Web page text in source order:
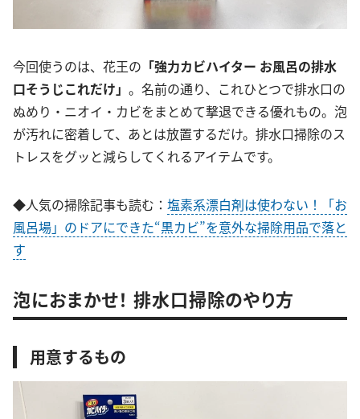
今回使うのは、花王の 「強力カビハイター お風呂の排水
口そうじこれだけ」 。名前の通り、これひとつで排水口の
ぬめり・ニオイ・カビをまとめて撃退できる優れもの。泡
が汚れに密着して、あとは放置するだけ。排水口掃除のス
トレスをグッと減らしてくれるアイテムです。
◆人気の掃除記事も読む： 塩素系漂白剤は使わない！「お
風呂場」のドアにできた“黒カビ”を意外な掃除用品で落と
す
泡におまかせ！ 排水口掃除のやり方
用意するもの